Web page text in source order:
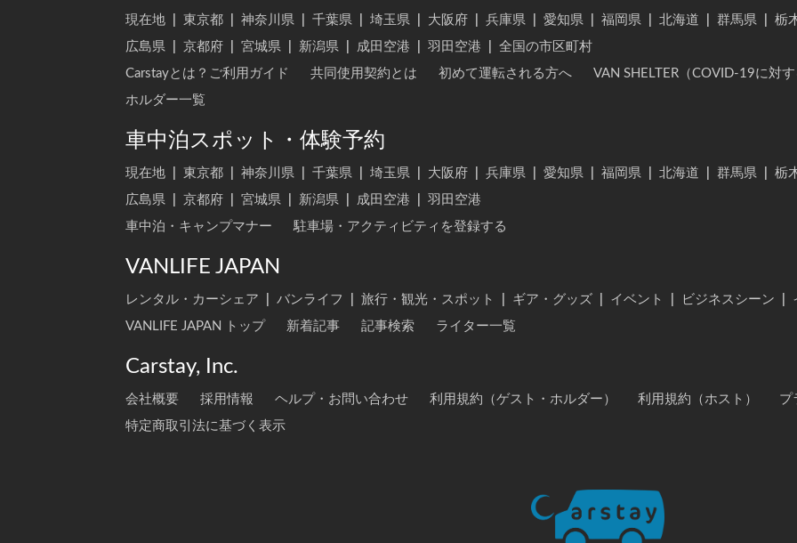
現在地 東京都 神奈川県 千葉県 埼玉県 大阪府 兵庫県 愛知県 福岡県 北海道 群馬県 栃
広島県
京都府 宮城県 新潟県 成田空港 羽田空港
全国の市区町村
Carstayとは？ご利用ガイド
共同使用契約とは 初めて運転される方へ VAN SHELTER（COVID-19に対す
ホルダー一覧
車中泊スポット・体験予約
現在地 東京都 神奈川県 千葉県 埼玉県 大阪府 兵庫県 愛知県 福岡県 北海道 群馬県 栃
広島県
京都府 宮城県 新潟県 成田空港
羽田空港
車中泊・キャンプマナー
駐車場・アクティビティを登録する
VANLIFE JAPAN
レンタル・カーシェア バンライフ 旅行・観光・スポット ギア・グッズ イベント ビジネスシーン
VANLIFE JAPAN トップ
新着記事 記事検索 ライター一覧
Carstay, Inc.
会社概要 採用情報 ヘルプ・お問い合わせ 利用規約（ゲスト・ホルダー） 利用規約（ホスト）
プ
特定商取引法に基づく表示